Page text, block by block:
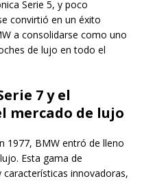
Serie 5, y poco
convirtió en un éxito
a consolidarse como uno
de lujo en todo el
7 y el
mercado de lujo
1977, BMW entró de lleno
Esta gama de
innovadoras,